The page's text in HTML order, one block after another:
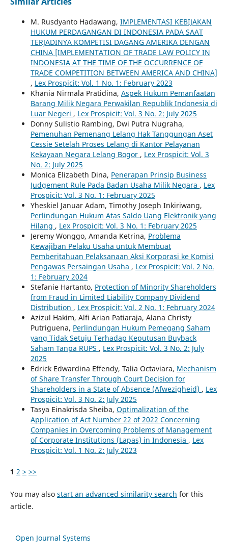
M. Rusdyanto Hadawang, IMPLEMENTASI KEBIJAKAN
HUKUM PERDAGANGAN DI INDONESIA PADA SAAT
TERJADINYA KOMPETISI DAGANG AMERIKA DENGAN
CHINA [IMPLEMENTATION OF TRADE LAW POLICY IN
INDONESIA AT THE TIME OF THE OCCURRENCE OF
TRADE COMPETITION BETWEEN AMERICA AND CHINA]
, Lex Prospicit: Vol. 1 No. 1: February 2023
Khania Nirmala Pratidina, Aspek Hukum Pemanfaatan
Barang Milik Negara Perwakilan Republik Indonesia di
Luar Negeri , Lex Prospicit: Vol. 3 No. 2: July 2025
Donny Sulistio Rambing, Dwi Putra Nugraha,
Pemenuhan Pemenang Lelang Hak Tanggungan Aset
Cessie Setelah Proses Lelang di Kantor Pelayanan
Kekayaan Negara Lelang Bogor , Lex Prospicit: Vol. 3
No. 2: July 2025
Monica Elizabeth Dina, Penerapan Prinsip Business
Judgement Rule Pada Badan Usaha Milik Negara , Lex
Prospicit: Vol. 3 No. 1: February 2025
Yheskiel Januar Adam, Timothy Joseph Inkiriwang,
Perlindungan Hukum Atas Saldo Uang Elektronik yang
Hilang , Lex Prospicit: Vol. 3 No. 1: February 2025
Jeremy Wonggo, Amanda Ketrina, Problema
Kewajiban Pelaku Usaha untuk Membuat
Pemberitahuan Pelaksanaan Aksi Korporasi ke Komisi
Pengawas Persaingan Usaha , Lex Prospicit: Vol. 2 No.
1: February 2024
Stefanie Hartanto, Protection of Minority Shareholders
from Fraud in Limited Liability Company Dividend
Distribution , Lex Prospicit: Vol. 2 No. 1: February 2024
Azizul Hakim, Alfi Arian Patiaraja, Alana Christy
Putriguena, Perlindungan Hukum Pemegang Saham
yang Tidak Setuju Terhadap Keputusan Buyback
Saham Tanpa RUPS , Lex Prospicit: Vol. 3 No. 2: July
2025
Edrick Edwardina Effendy, Talia Octaviara, Mechanism
of Share Transfer Through Court Decision for
Shareholders in a State of Absence (Afwezigheid) , Lex
Prospicit: Vol. 3 No. 2: July 2025
Tasya Einakrisda Sheiba, Optimalization of the
Application of Act Number 22 of 2022 Concerning
Companies in Overcoming Problems of Management
of Corporate Institutions (Lapas) in Indonesia , Lex
Prospicit: Vol. 1 No. 2: July 2023
1 2 > >>
You may also start an advanced similarity search for this
article.
Open Journal Systems